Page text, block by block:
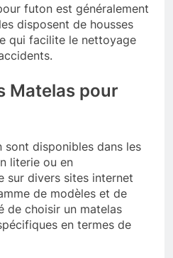
futon est généralement
disposent de housses
qui facilite le nettoyage
Matelas pour
sont disponibles dans les
literie ou en
sur divers sites internet
de modèles et de
de choisir un matelas
en termes de